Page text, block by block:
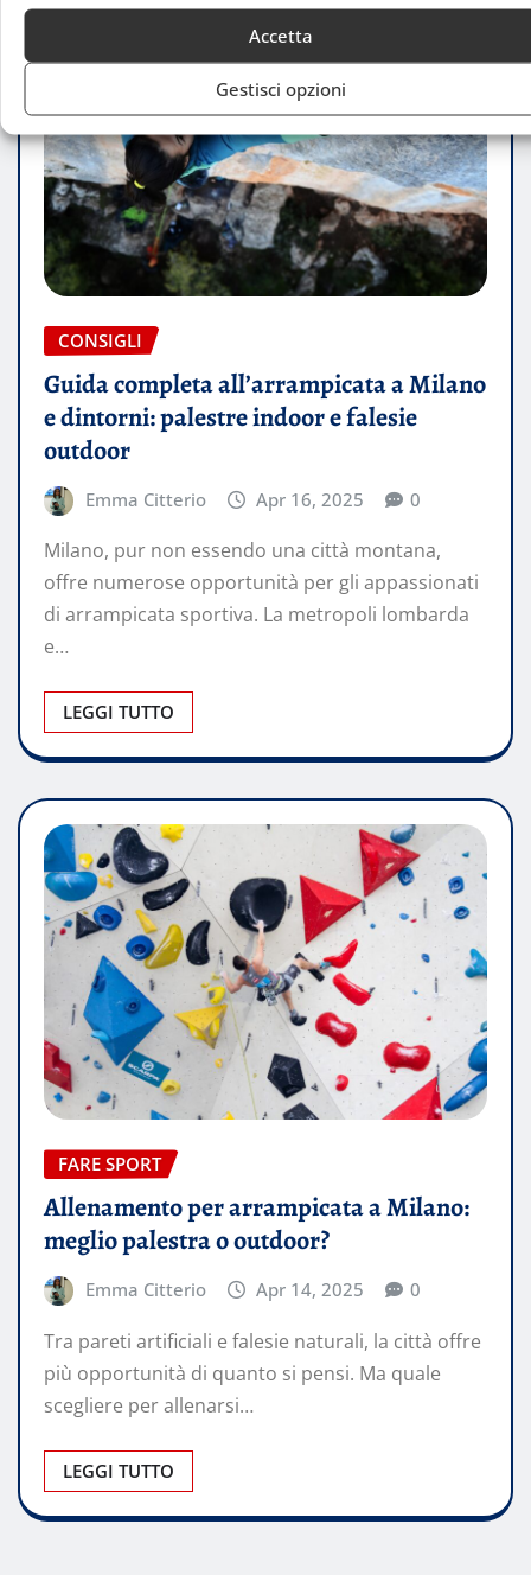
Accetta
Gestisci opzioni
CONSIGLI
Guida completa all’arrampicata a Milano
e dintorni: palestre indoor e falesie
outdoor
Emma Citterio Apr 16, 2025 0
Milano, pur non essendo una città montana,
offre numerose opportunità per gli appassionati
di arrampicata sportiva. La metropoli lombarda
e…
LEGGI TUTTO
FARE SPORT
Allenamento per arrampicata a Milano:
meglio palestra o outdoor?
Emma Citterio Apr 14, 2025 0
Tra pareti artificiali e falesie naturali, la città offre
più opportunità di quanto si pensi. Ma quale
scegliere per allenarsi…
LEGGI TUTTO